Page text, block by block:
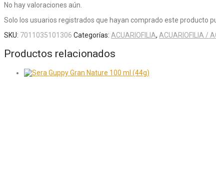
No hay valoraciones aún.
Solo los usuarios registrados que hayan comprado este producto
SKU: 7011035101306 Categorías: ACUARIOFILIA, ACUARIOFILIA /
Productos relacionados